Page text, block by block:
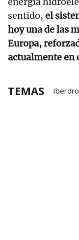
sentido, el
hoy una de las
Europa,
actualmente en
TEMAS